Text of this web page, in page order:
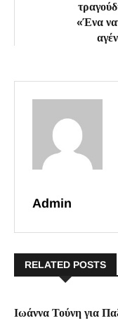
«Ένα
Admin
RELATED POSTS
Ιωάννα Τούνη για